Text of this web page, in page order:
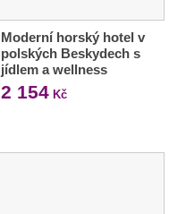
Moderní horský hotel v
polských Beskydech s
jídlem a wellness
2 154Kč